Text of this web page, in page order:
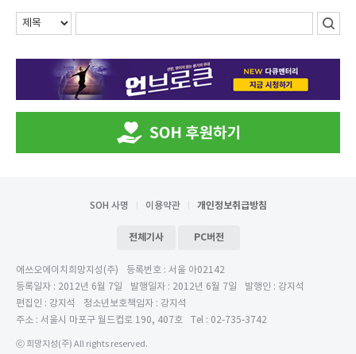
SOH 사명 이용약관 개인정보취급방침
전체기사 PC버전
에쓰오에이치희망지성(주)
등록번호 : 서울 아02142
등록일자 : 2012년 6월 7일
발행일자 : 2012년 6월 7일
발행인 : 강지석
편집인 : 강지석
청소년보호책임자 : 강지석
주소 : 서울시 마포구 월드컵로 190, 407호
Tel : 02-735-3742
ⓒ 희망지성(주) All rights reserved.